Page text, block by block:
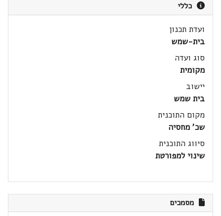
כללי
ועדת תכנון
בית-שמש
סוג ועדה
מקומית
יישוב
בית שמש
מקום התוכנית
שכ' מחסיה
סיווג התוכנית
שינוי למפורטת
מסמכים